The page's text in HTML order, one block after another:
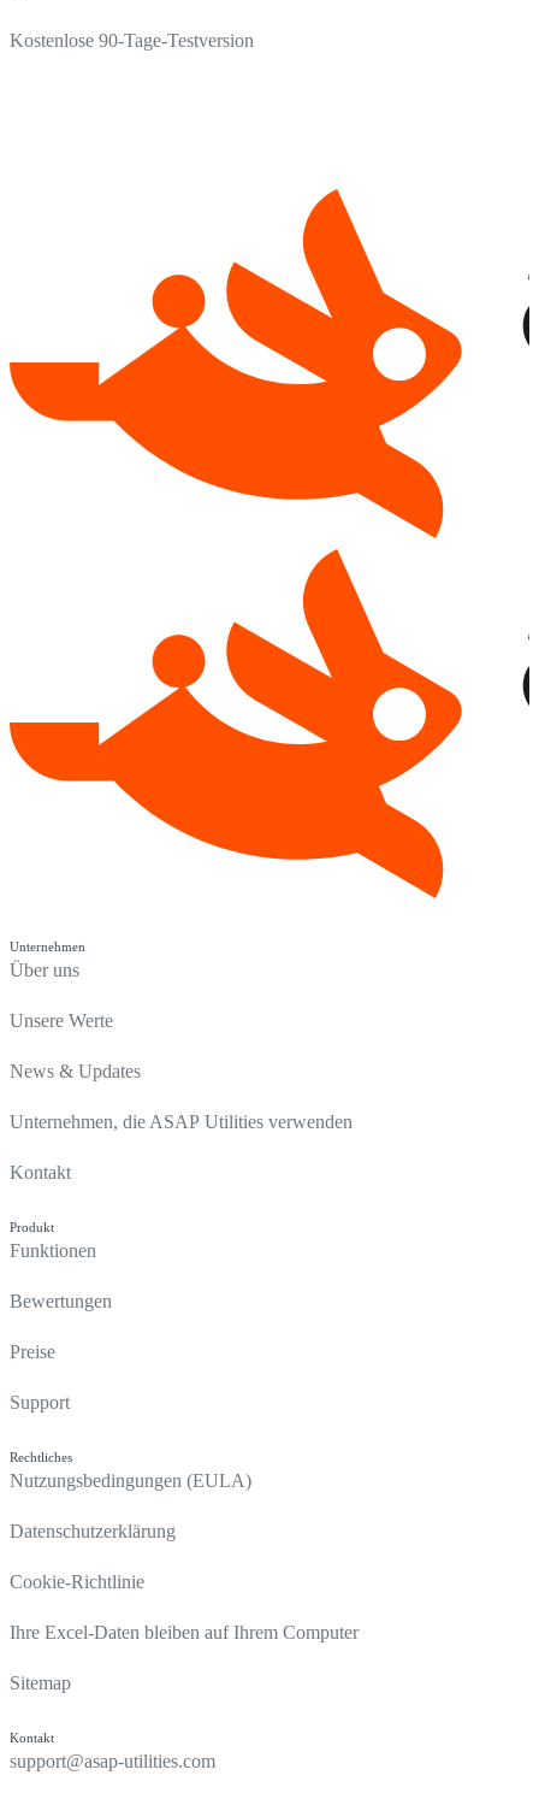
Kostenlose 90-Tage-Testversion
Unternehmen
Über uns
Unsere Werte
News & Updates
Unternehmen, die ASAP Utilities verwenden
Kontakt
Produkt
Funktionen
Bewertungen
Preise
Support
Rechtliches
Nutzungsbedingungen (EULA)
Datenschutzerklärung
Cookie-Richtlinie
Ihre Excel-Daten bleiben auf Ihrem Computer
Sitemap
Kontakt
support@asap-utilities.com